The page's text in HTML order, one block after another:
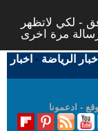
- لكي لاتظهر
اخبار الرياضة - اخبار
- ادعمونا